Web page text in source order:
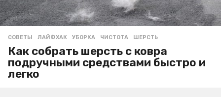
СОВЕТЫ ЛАЙФХАК ,УБОРКА ,ЧИСТОТА ,ШЕРСТЬ
Как собрать шерсть с ковра
подручными средствами быстро и
легко